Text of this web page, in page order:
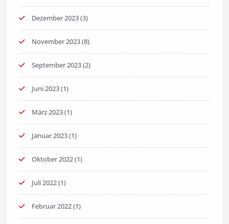
Dezember 2023(3)
November 2023(8)
September 2023(2)
Juni 2023(1)
März 2023(1)
Januar 2023(1)
Oktober 2022(1)
Juli 2022(1)
Februar 2022(1)